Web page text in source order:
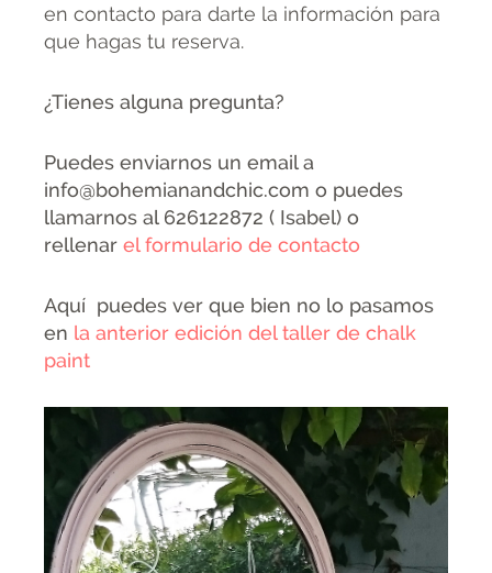
en contacto para darte la información para
que hagas tu reserva.
¿Tienes alguna pregunta?
Puedes enviarnos un email a
info@bohemianandchic.com o puedes
llamarnos al 626122872 ( Isabel) o
rellenar el formulario de contacto
Aquí puedes ver que bien no lo pasamos
en la anterior edición del taller de chalk
paint